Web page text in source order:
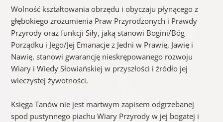
Wolność kształtowania obrzędu i obyczaju płynącego z
głębokiego zrozumienia Praw Przyrodzonych i Prawdy
Przyrody oraz funkcji Siły, jaką stanowi Bogini/Bóg
Porządku i Jego/Jej Emanacje z Jedni w Prawię, Jawię i
Nawię, stanowi gwarancję nieskrępowanego rozwoju
Wiary i Wiedy Słowiańskiej w przyszłości i źródło jej
wieczystej żywotności.
Księga Tanów nie jest martwym zapisem odgrzebanej
spod pustynnego piachu Wiary Przyrody w jej bogatej i